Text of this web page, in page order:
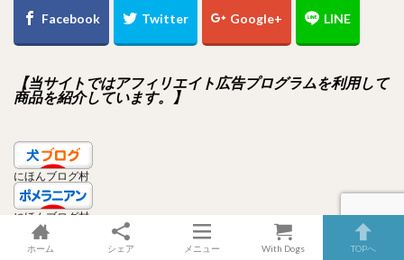
【当サイトではアフィリエイト広告プログラムを利用して
商品を紹介しています。】
にほんブログ村
にほんブログ村
ホーム シェア メニュー With Dogs TOPへ